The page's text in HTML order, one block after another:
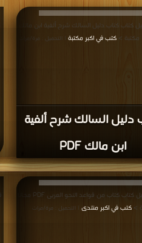
دليل السالك شرح ألفية
ابن مالك PDF
كتاب كتاب دليل السالك شرح ألفية ابن مالك
كتب في اكبر مكتبة
| التحميل : مرة/مرات
> كتب في اكبر منتدى | التحميل : مرة/مرات